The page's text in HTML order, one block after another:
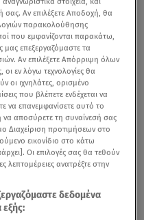
Αν επιλέξετε Αποδοχή, θα
παρακολούθησης
που εμφανίζονται παρακάτω,
μας επεξεργαζόμαστε τα
Αν επιλέξετε Απόρριψη όλων
εν λόγω τεχνολογίες θα
οι ιχνηλάτες, ορισμένο
που βλέπετε ενδέχεται να
να επανεμφανίσετε αυτό το
να αποσύρετε τη συναίνεσή σας
Διαχείριση προτιμήσεων στο
εικονίδιο στο κάτω
Οι επιλογές σας θα τεθούν
λεπτομέρειες ανατρέξτε στην
δεδομένα